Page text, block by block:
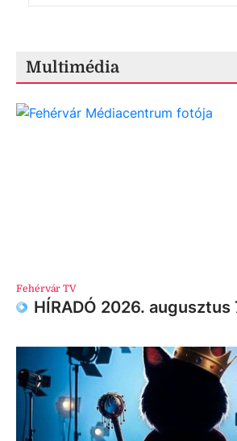
Multimédia
Fehérvár TV
HÍRADÓ 2026. augusztus